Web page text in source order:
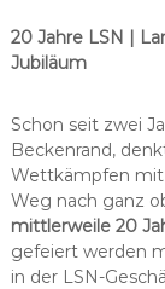
e
n
20 Jahre LSN |
Jubiläum
Schon seit zwei
Beckenrand,
Wettkämpfen mit
Weg nach ganz
mittlerweile 20
gefeiert werden
in der LSN-